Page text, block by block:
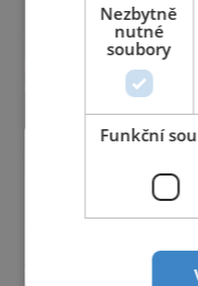
Nezbytně
nutné
soubory
Funkční